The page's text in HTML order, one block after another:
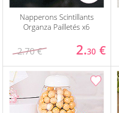
Napperons Scintillants
Organza Pailletés x6
2.70 € 2.30 €